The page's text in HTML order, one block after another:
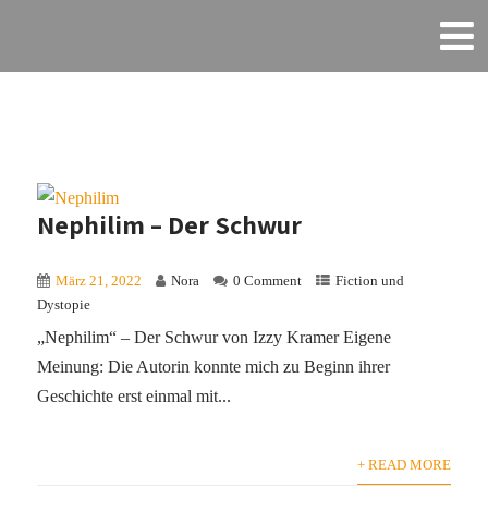
Nephilim – Der Schwur
März 21, 2022 Nora 0 Comment
Fiction und
Dystopie
„Nephilim“ – Der Schwur von Izzy Kramer Eigene
Meinung: Die Autorin konnte mich zu Beginn ihrer
Geschichte erst einmal mit...
+ READ MORE